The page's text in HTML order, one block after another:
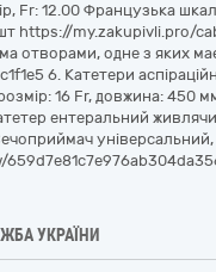
Fr: 12.00 Французька
https://
отворами, одне з яких
6. Катетери
16 Fr, довжина: 450
ентеральний
універсальний,
УКРАЇНИ